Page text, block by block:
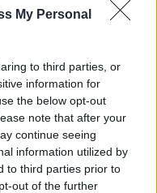
My Personal
to third parties, or
information for
the below opt-out
note that after your
continue seeing
information utilized by
to third parties prior to
out of the further
(Γερμανία και
ελληνικό
αγγλικό «Ήστον»
κοντά στις